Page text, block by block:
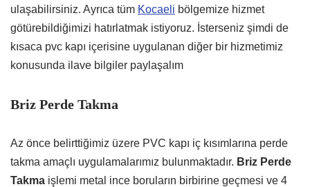
ulaşabilirsiniz. Ayrıca tüm Kocaeli bölgemize hizmet
götürebildiğimizi hatırlatmak istiyoruz. İsterseniz şimdi de
kısaca pvc kapı içerisine uygulanan diğer bir hizmetimiz
konusunda ilave bilgiler paylaşalım
Briz Perde Takma
Az önce belirttiğimiz üzere PVC kapı iç kısımlarına perde
takma amaçlı uygulamalarımız bulunmaktadır. Briz Perde
Takma işlemi metal ince boruların birbirine geçmesi ve 4